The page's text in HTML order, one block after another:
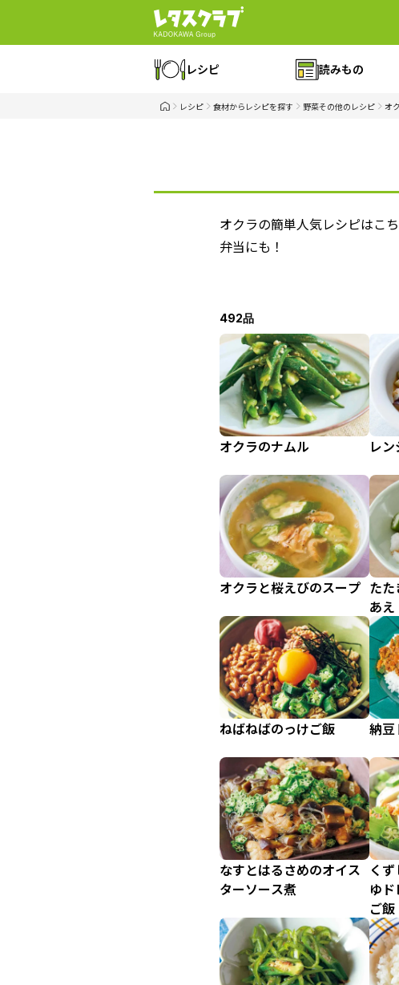
レシピ 読みもの
レシピ 食材からレシピを探す 野菜その他のレシピ オ
オクラの簡単人気レシピはこ
弁当にも！
492品
オクラのナムル レ
オクラと桜えびのスープ た
あえ
ねばねばのっけご飯 納豆
なすとはるさめのオイス
ターソース煮
く
ゆ
ご飯